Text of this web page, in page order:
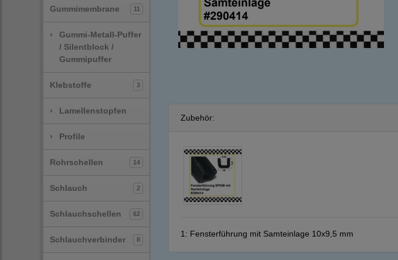
Gummimembrane 11
›
Gummi-Metall-Puffer
/ Silentblock /
Gummipuffer
Klebstoffe 3
› Lamellenstopfen
› Profile
Rohrschellen 14
Schlauch 2
Schlauchschellen 62
Schlauchverbinder 8
Zubehör:
1: Fensterführung mit Samteinlage 10x9,5 mm